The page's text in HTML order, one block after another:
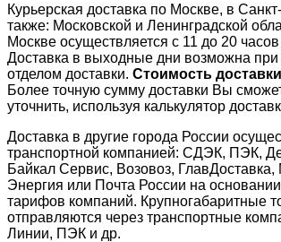
Курьерская доставка по Москве, в
также: Московской и Ленинградской
Москве осуществляется с 11 до 20
Доставка в выходные дни возможна при
отделом доставки. Стоимость
Более точную сумму доставки Вы
уточнить, используя калькулятор
Доставка в другие города России
транспортной компанией: СДЭК, ПЭК,
Байкал Сервис, Возовоз,
Энергия или Почта России на
тарифов компаний. Крупногабаритные
отправляются через транспортные
Линии, ПЭК и др.